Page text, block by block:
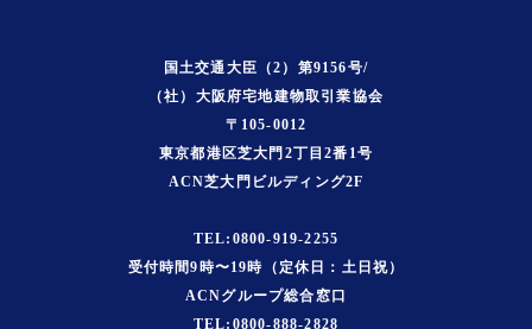
国土交通大臣（2）第9156号/
（社）大阪府宅地建物取引業協会
〒105-0012
東京都港区芝大門2丁目2番1号
ACN芝大門ビルディング2F
TEL:0800-919-2255
受付時間9時〜19時（定休日：土日祝）
ACNグループ総合窓口
TEL:0800-888-2828